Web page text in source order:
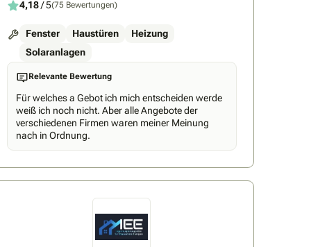
4,18/ 5(75 Bewertungen)
Fenster Haustüren
Heizung
Solaranlagen
Relevante Bewertung
Für welches a Gebot ich mich entscheiden werde
weiß ich noch nicht. Aber alle Angebote der
verschiedenen Firmen waren meiner Meinung
nach in Ordnung.